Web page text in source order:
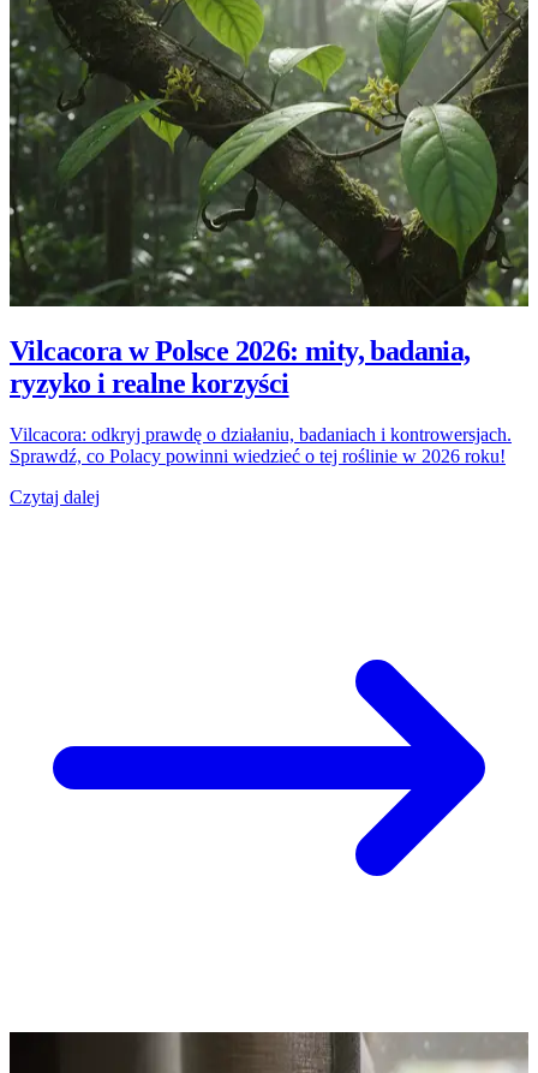
Vilcacora w Polsce 2026: mity, badania,
ryzyko i realne korzyści
Vilcacora: odkryj prawdę o działaniu, badaniach i kontrowersjach.
Sprawdź, co Polacy powinni wiedzieć o tej roślinie w 2026 roku!
Czytaj dalej